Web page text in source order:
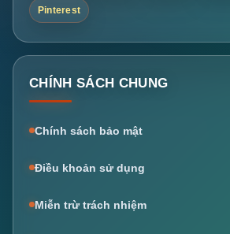
Pinterest
CHÍNH SÁCH CHUNG
Chính sách bảo mật
Điều khoản sử dụng
Miễn trừ trách nhiệm